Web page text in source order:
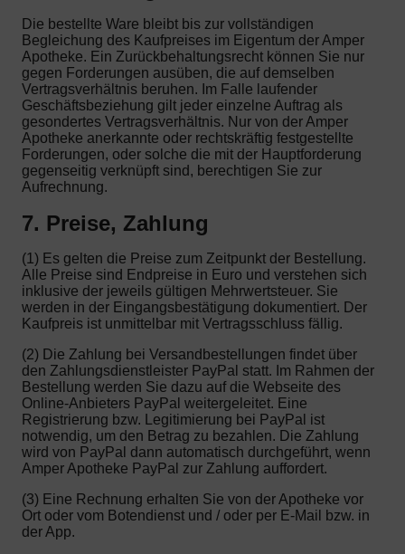
Die bestellte Ware bleibt bis zur vollständigen
Begleichung des Kaufpreises im Eigentum der Amper
Apotheke. Ein Zurückbehaltungsrecht können Sie nur
gegen Forderungen ausüben, die auf demselben
Vertragsverhältnis beruhen. Im Falle laufender
Geschäftsbeziehung gilt jeder einzelne Auftrag als
gesondertes Vertragsverhältnis. Nur von der Amper
Apotheke anerkannte oder rechtskräftig festgestellte
Forderungen, oder solche die mit der Hauptforderung
gegenseitig verknüpft sind, berechtigen Sie zur
Aufrechnung.
7. Preise, Zahlung
(1) Es gelten die Preise zum Zeitpunkt der Bestellung.
Alle Preise sind Endpreise in Euro und verstehen sich
inklusive der jeweils gültigen Mehrwertsteuer. Sie
werden in der Eingangsbestätigung dokumentiert. Der
Kaufpreis ist unmittelbar mit Vertragsschluss fällig.
(2) Die Zahlung bei Versandbestellungen findet über
den Zahlungsdienstleister PayPal statt. Im Rahmen der
Bestellung werden Sie dazu auf die Webseite des
Online-Anbieters PayPal weitergeleitet. Eine
Registrierung bzw. Legitimierung bei PayPal ist
notwendig, um den Betrag zu bezahlen. Die Zahlung
wird von PayPal dann automatisch durchgeführt, wenn
Amper Apotheke PayPal zur Zahlung auffordert.
(3) Eine Rechnung erhalten Sie von der Apotheke vor
Ort oder vom Botendienst und / oder per E-Mail bzw. in
der App.